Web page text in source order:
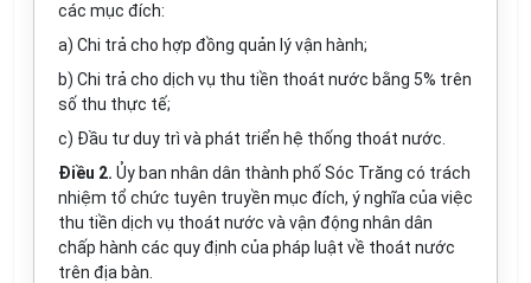
các mục đích:
a) Chi trả cho hợp đồng quản lý vận hành;
b) Chi trả cho dịch vụ thu tiền thoát nước bằng 5% trên
số thu thực tế;
c) Đầu tư duy trì và phát triển hệ thống thoát nước.
Điều 2. Ủy ban nhân dân thành phố Sóc Trăng có trách
nhiệm tổ chức tuyên truyền mục đích, ý nghĩa của việc
thu tiền dịch vụ thoát nước và vận động nhân dân
chấp hành các quy định của pháp luật về thoát nước
trên địa bàn.